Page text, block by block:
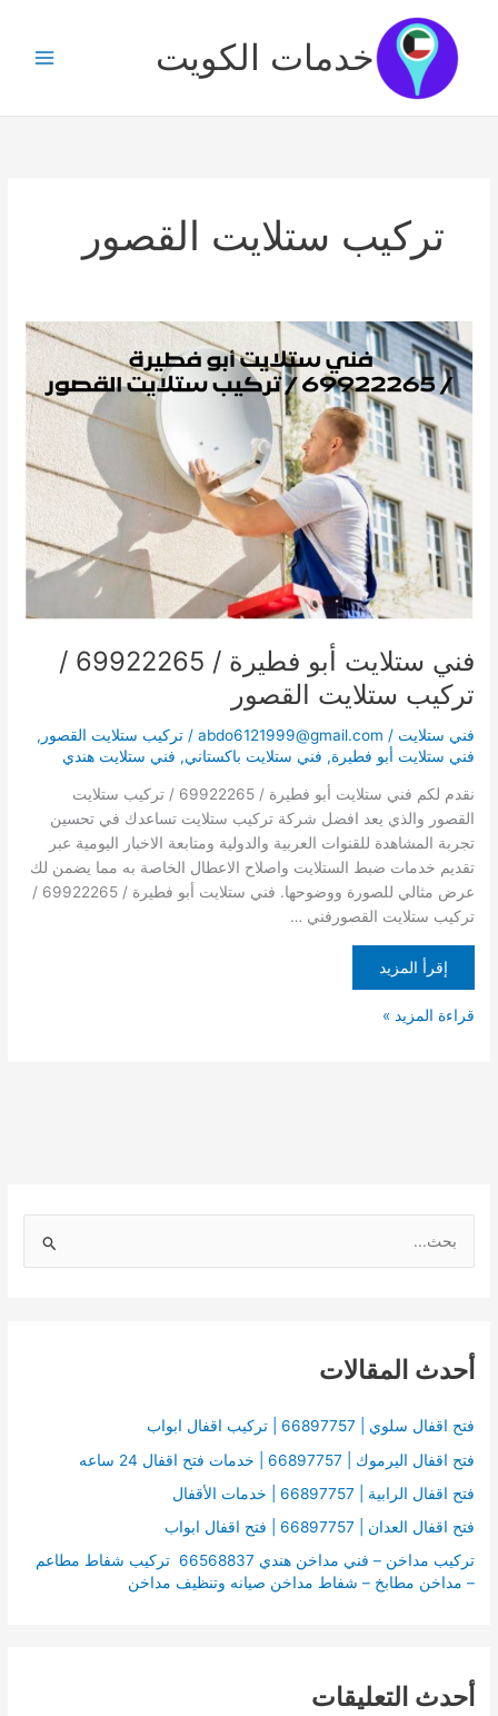
المحتوى
خدمات الكويت
تركيب ستلايت القصور
فني ستلايت أبو فطيرة / 69922265 /
تركيب ستلايت القصور
فني ستلايت /
abdo6121999@gmail.com
/تركيب ستلايت القصور ,
فني ستلايت أبو فطيرة, فني ستلايت باكستاني, فني ستلايت هندي
نقدم لكم فني ستلايت أبو فطيرة / 69922265 / تركيب ستلايت
القصور والذي يعد افضل شركة تركيب ستلايت تساعدك في تحسين
تجربة المشاهدة للقنوات العربية والدولية ومتابعة الاخبار اليومية عبر
تقديم خدمات ضبط الستلايت واصلاح الاعطال الخاصة به مما يضمن لك
عرض مثالي للصورة ووضوحها. فني ستلايت أبو فطيرة / 69922265 /
تركيب ستلايت القصورفني …
إقرأ المزيد
فني
ستلايت
أبو
فطيرة
69922265
ستلايت
القصور
قراءة المزيد »
ث
ن
:
أحدث المقالات
فتح اقفال سلوي | 66897757 | تركيب اقفال ابواب
فتح اقفال اليرموك | 66897757 | خدمات فتح اقفال 24 ساعه
فتح اقفال الرابية | 66897757 | خدمات الأقفال
فتح اقفال العدان | 66897757 | فتح اقفال ابواب
تركيب مداخن – فني مداخن هندي 66568837 تركيب شفاط مطاعم
– مداخن مطابخ – شفاط مداخن صيانه وتنظيف مداخن
أحدث التعليقات